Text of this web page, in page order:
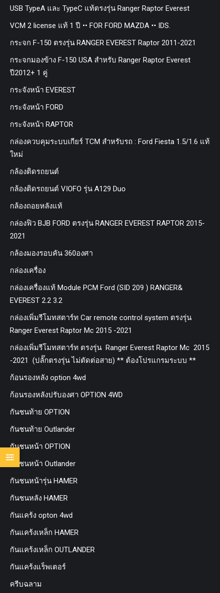
USB TypeA และ TypeC แท้ตรงรุ่น Ranger Raptor Everest
VCM 2 license แท้ 1 ปี •• FOR FORD MAZDA •• IDS.
กระจก F-150 ตรงรุ่น RANGER EVEREST Raptor 2011-2021
กระจกมองข้าง F-150 USA สำหรับ Ranger Raptor Everest
ปี2012+ 1 คู่
กระจังหน้า EVEREST
กระจังหน้า FORD
กระจังหน้า RAPTOR
กล่องควบคุมระบบเกียร์ TCM สำหรับรถ : Ford Fiesta 1.5/1.6 แท้
ใหม่
กล้องติดรถยนต์
กล้องติดรถยนต์ VIOFO รุ่น A129 Duo
กล้องถอยหลังแท้
กล่องฟิว BJB FORD ตรงรุ่น RANGER EVEREST RAPTOR 2015-
2021
กล้องมองรอบคัน 360องศา
กล่องเครื่อง
กล่องเครื่องแท้ Module PCM Ford (SID 209 ) RANGER&
EVEREST 2.2 3.2
กล่องเพิ่มรีโมทสตาร์ท Car remote control system ตรงรุ่น
Ranger Everest Raptor Mc 2015 -2021
กล่องเพิ่มรีโมทสตาร์ท ตรงรุ่น Ranger Everest Raptor Mc 2015
-2021 (ปลั๊กตรงรุ่น ไม่ตัดต่อสาย) ** ต้องโปรแกรมระบบ **
ก้อนรองหลัง option 4wd
ก้อนรองหลังปรับองศา OPTION 4WD
กันชนท้าย OPTION
กันชนท้าย Outlander
กันชนหน้า OPTION
กันชนหน้า Outlander
กันชนหน้ารุ่น HAMER
กันชนหลัง HAMER
กันแคร้ง opton 4wd
กันแคร้งเหล็ก HAMER
กันแคร้งเหล็ก OUTLANDER
กันแคร้งแร็พเตอร์
ครีบฉลาม